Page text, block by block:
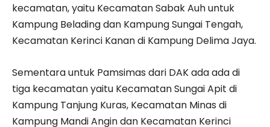
kecamatan, yaitu Kecamatan Sabak Auh untuk
Kampung Belading dan Kampung Sungai Tengah,
Kecamatan Kerinci Kanan di Kampung Delima Jaya.
Sementara untuk Pamsimas dari DAK ada ada di
tiga kecamatan yaitu Kecamatan Sungai Apit di
Kampung Tanjung Kuras, Kecamatan Minas di
Kampung Mandi Angin dan Kecamatan Kerinci